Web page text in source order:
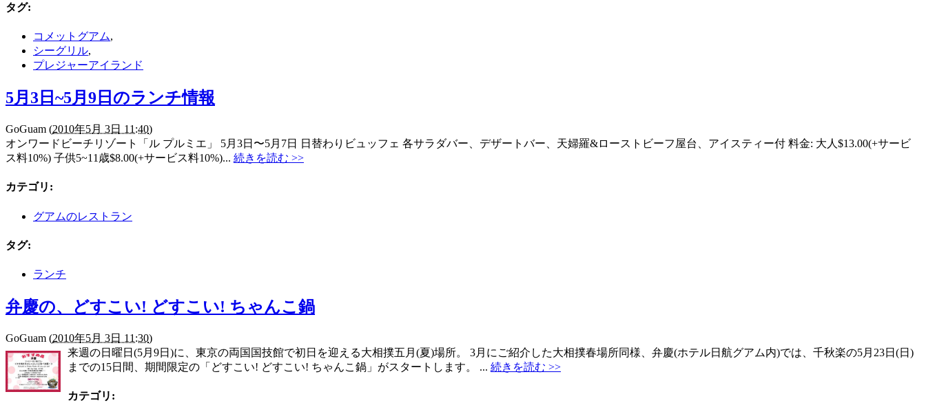
タグ:
コメットグアム,
シーグリル,
プレジャーアイランド
5月3日~5月9日のランチ情報
GoGuam (2010年5月 3日 11:40)
オンワードビーチリゾート「ル プルミエ」 5月3日〜5月7日 日替わりビュッフェ 各サラダバー、デザートバー、天婦羅&ローストビーフ屋台、アイスティー付 料金: 大人$13.00(+サービ
ス料10%) 子供5~11歳$8.00(+サービス料10%)... 続きを読む >>
カテゴリ :
グアムのレストラン
タグ:
ランチ
弁慶の、どすこい! どすこい! ちゃんこ鍋
GoGuam (2010年5月 3日 11:30)
来週の日曜日(5月9日)に、東京の両国国技館で初日を迎える大相撲五月(夏)場所。 3月にご紹介した大相撲春場所同様、弁慶(ホテル日航グアム内)では、千秋楽の5月23日(日)
までの15日間、期間限定の「どすこい! どすこい! ちゃんこ鍋」がスタートします。 ... 続きを読む >>
カテゴリ :